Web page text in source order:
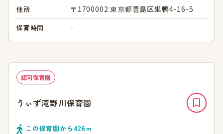
住所
〒1700002 東京都豊島区巣鴨4-16-5
保育時間 -
認可保育園
うぃず滝野川保育園
この保育園から 426ｍ